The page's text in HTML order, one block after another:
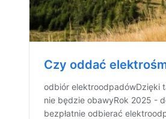
Czy oddać
odbiór elektroodpadówDzięki
nie będzie obawyRok 2025 -
bezpłatnie odbierać